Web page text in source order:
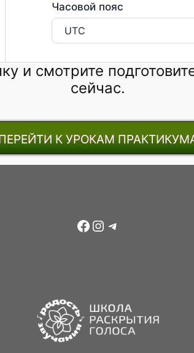
Часовой пояс
UTC
и смотрите
сейчас.
К УРОКАМ
Facebook
Instagram
Telegram